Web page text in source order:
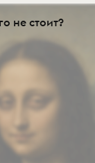
не стоит?